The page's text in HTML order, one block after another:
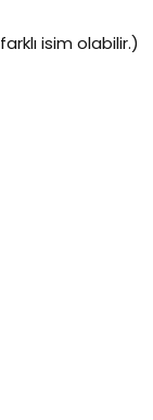
isim olabilir.)